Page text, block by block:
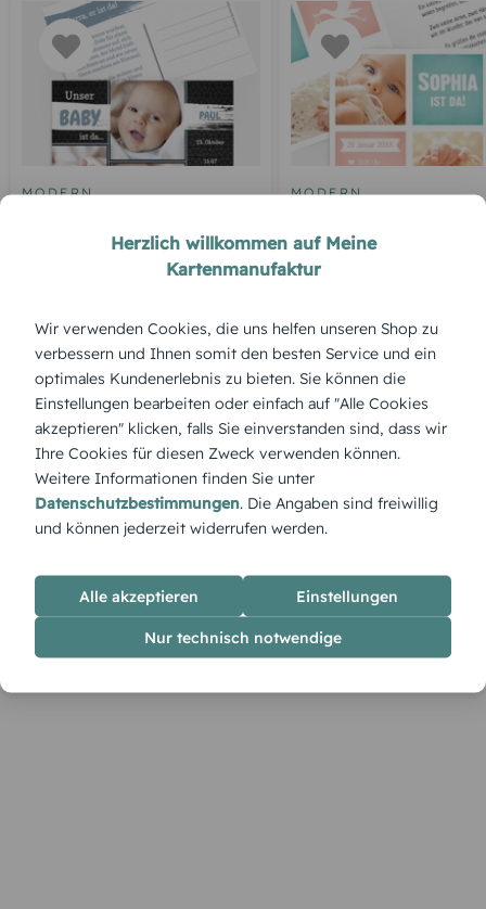
MODERN MODERN
ÜBERBLICK:
Produktbeschreibung
Das Motiv „Wollknäuel“ wickelt Familie und Freunde
charmant um den Finger – natürlich selbst editierbar.
Herzlich willkommen auf Meine
Kartenmanufaktur
Wir verwenden Cookies, die uns helfen unseren Shop zu
verbessern und Ihnen somit den besten Service und ein
optimales Kundenerlebnis zu bieten. Sie können die
Einstellungen bearbeiten oder einfach auf "Alle Cookies
akzeptieren" klicken, falls Sie einverstanden sind, dass wir
Ihre Cookies für diesen Zweck verwenden können.
Weitere Informationen finden Sie unter
Datenschutzbestimmungen. Die Angaben sind freiwillig
und können jederzeit widerrufen werden.
Alle akzeptieren Einstellungen
Nur technisch notwendige